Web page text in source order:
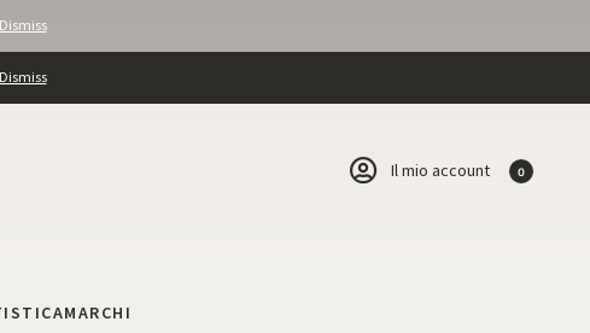
Dismiss
Dismiss
Il mio account 0
MARCHI